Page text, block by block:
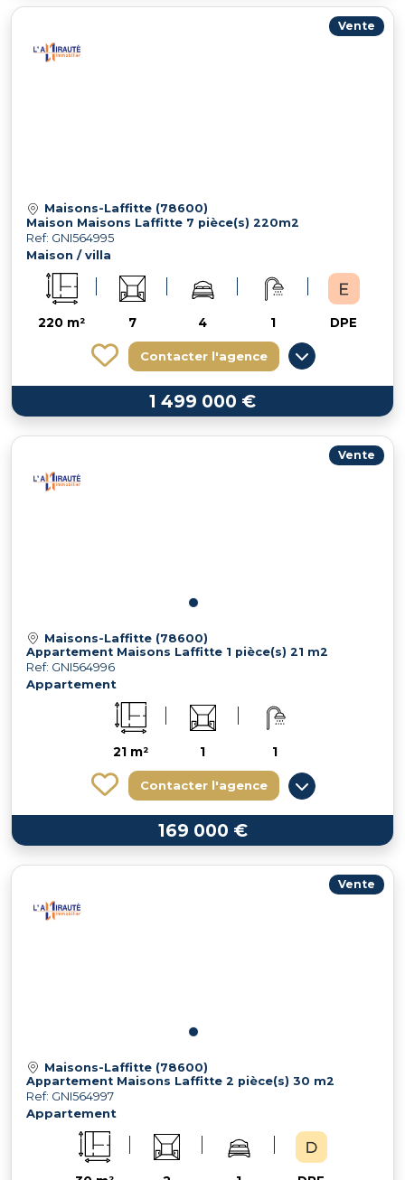
Vente
Maisons-Laffitte (78600)
Maison Maisons Laffitte 7 pièce(s) 220m2
Ref: GNI564995
Maison / villa
220 m² 7 4 1 DPE
Contacter l'agence
1 499 000 €
Vente
Maisons-Laffitte (78600)
Appartement Maisons Laffitte 1 pièce(s) 21 m2
Ref: GNI564996
Appartement
21 m² 1 1
Contacter l'agence
169 000 €
Vente
Maisons-Laffitte (78600)
Appartement Maisons Laffitte 2 pièce(s) 30 m2
Ref: GNI564997
Appartement